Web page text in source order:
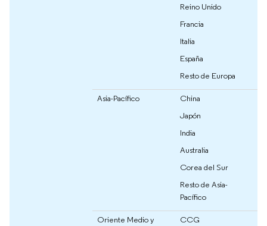
Reino Unido
Francia
Italia
España
Resto de Europa
Asia-Pacífico
China
Japón
India
Australia
Corea del Sur
Resto de Asia-
Pacífico
Oriente Medio y
CCG